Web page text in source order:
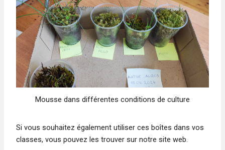
Mousse dans différentes conditions de culture
Si vous souhaitez également utiliser ces boîtes dans vos
classes, vous pouvez les trouver sur notre site web.